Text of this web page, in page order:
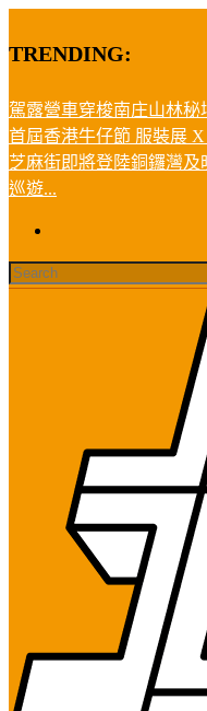
TRENDING:
駕露營車穿梭南庄山林
首屆香港牛仔節 服裝展
芝麻街即將登陸銅鑼灣及
巡遊...